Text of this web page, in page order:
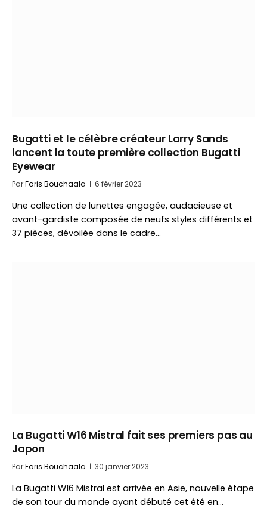
Bugatti et le célèbre créateur Larry Sands
lancent la toute première collection Bugatti
Eyewear
ParFaris Bouchaala 6 février 2023
Une collection de lunettes engagée, audacieuse et
avant-gardiste composée de neufs styles différents et
37 pièces, dévoilée dans le cadre…
La Bugatti W16 Mistral fait ses premiers pas au
Japon
ParFaris Bouchaala 30 janvier 2023
La Bugatti W16 Mistral est arrivée en Asie, nouvelle étape
de son tour du monde ayant débuté cet été en…